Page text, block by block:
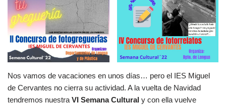
Nos vamos de vacaciones en unos días… pero el IES Miguel
de Cervantes no cierra su actividad. A la vuelta de Navidad
tendremos nuestra VI Semana Cultural y con ella vuelve